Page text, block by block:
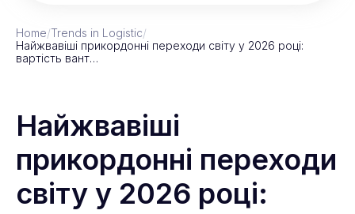
Home/Trends in Logistic/
Найжвавіші прикордонні переходи світу у 2026 році:
вартість вант…
Найжвавіші
прикордонні переходи
світу у 2026 році: